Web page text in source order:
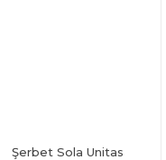
Şerbet Sola Unitas